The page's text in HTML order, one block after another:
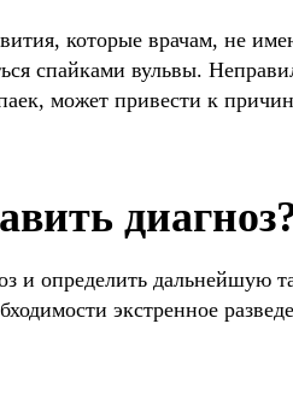
которые врачам, не
спайками вульвы.
может привести к
и определить дальнейшую
экстренное